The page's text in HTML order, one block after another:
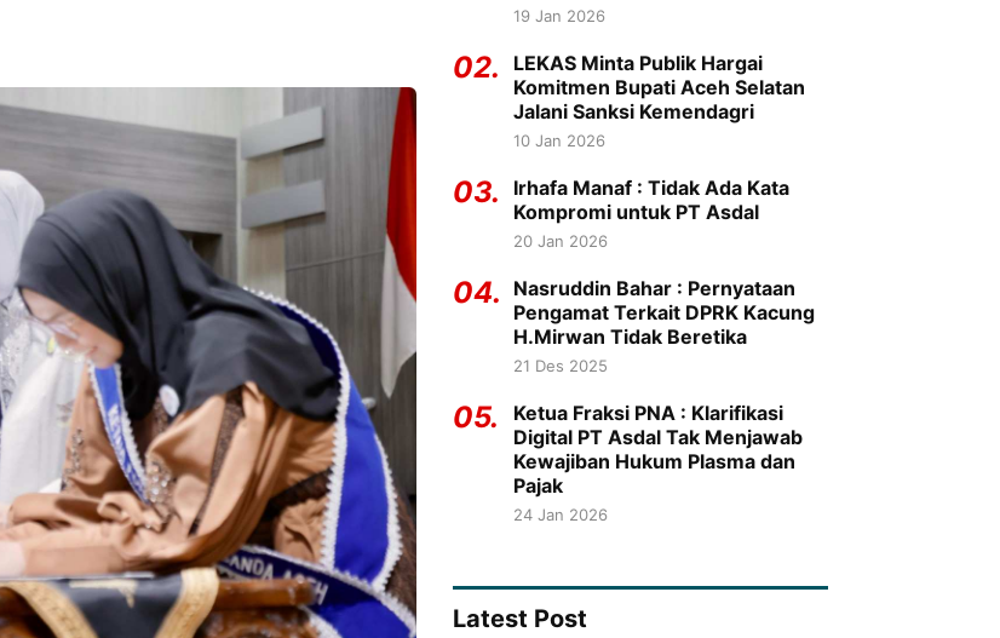
19 Jan 2026
02.
LEKAS Minta Publik Hargai
Komitmen Bupati Aceh Selatan
Jalani Sanksi Kemendagri
10 Jan 2026
03.
Irhafa Manaf : Tidak Ada Kata
Kompromi untuk PT Asdal
20 Jan 2026
04.
Nasruddin Bahar : Pernyataan
Pengamat Terkait DPRK Kacung
H.Mirwan Tidak Beretika
21 Des 2025
05.
Ketua Fraksi PNA : Klarifikasi
Digital PT Asdal Tak Menjawab
Kewajiban Hukum Plasma dan
Pajak
24 Jan 2026
Latest Post